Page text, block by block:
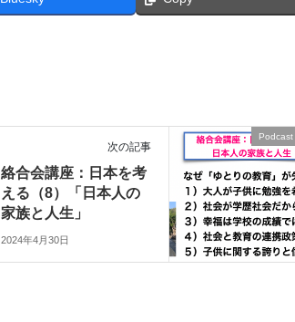
Podcast
次の記事
絡合会講座：日本を考
える（8）「日本人の
家族と人生」
2024年4月30日